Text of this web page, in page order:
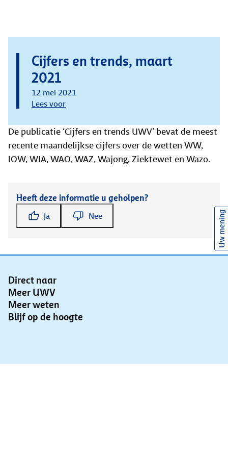
Cijfers en trends, maart
2021
12 mei 2021
Lees voor
De publicatie ‘Cijfers en trends UWV’ bevat de meest
recente maandelijkse cijfers over de wetten WW,
IOW, WIA, WAO, WAZ, Wajong, Ziektewet en Wazo.
Heeft deze informatie u geholpen?
Ja Nee
Direct naar
Meer UWV
Meer weten
Blijf op de hoogte
Uw mening